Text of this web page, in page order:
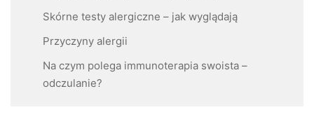
Skórne testy alergiczne – jak wyglądają
Przyczyny alergii
Na czym polega immunoterapia swoista –
odczulanie?